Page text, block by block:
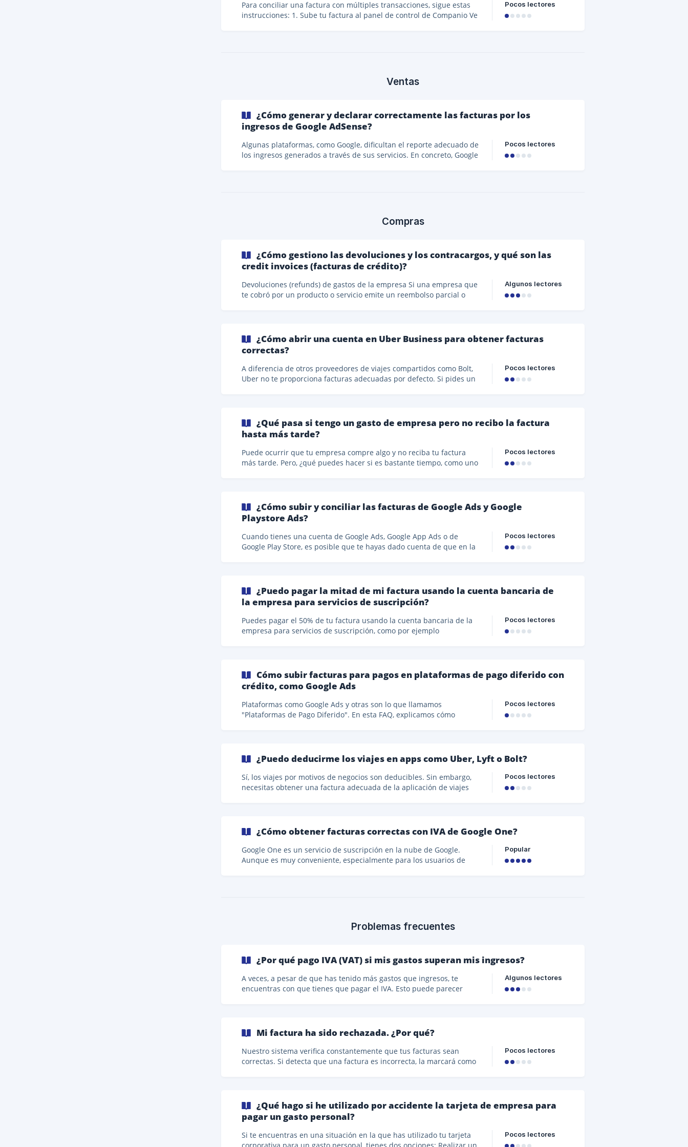
Para conciliar una factura con múltiples transacciones, sigue estas
instrucciones: 1. Sube tu factura al panel de control de Companio Ve
Pocos lectores
Ventas
¿Cómo generar y declarar correctamente las facturas por los
ingresos de Google AdSense?
Algunas plataformas, como Google, dificultan el reporte adecuado de
los ingresos generados a través de sus servicios. En concreto, Google
AdSense Google AdSense no emite ni solic
Pocos lectores
Compras
¿Cómo gestiono las devoluciones y los contracargos, y qué son las
credit invoices (facturas de crédito)?
Devoluciones (refunds) de gastos de la empresa Si una empresa que
te cobró por un producto o servicio emite un reembolso parcial o
que tienes un pago saliente de 1.000€ y una factura por esa
cantidad. Cuando emitan el reembolso por una cierta cantidad,
digamos 100€, necesitas solicitarles una factur
Algunos lectores
¿Cómo abrir una cuenta en Uber Business para obtener facturas
correctas?
A diferencia de otros proveedores de viajes compartidos como Bolt,
Uber no te proporciona facturas adecuadas por defecto. Si pides un
Información del comprador Número de
Pocos lectores
¿Qué pasa si tengo un gasto de empresa pero no recibo la factura
hasta más tarde?
Puede ocurrir que tu empresa compre algo y no reciba tu factura
más tarde. Pero, ¿qué puedes hacer si es bastante tiempo, como uno
embargo, si es algo puntual, no es un problema grave. **No pasa
nada si es algo esporádico, pero tu empresa debe pagar el IVA de la
factura con anterioridad y no puede
Pocos lectores
¿Cómo subir y conciliar las facturas de Google Ads y Google
Playstore Ads?
Cuando tienes una cuenta de Google Ads, Google App Ads o de
Google Play Store, es posible que te hayas dado cuenta de que en la
consecuencia, el saldo se modifica y solo entonces puedes ver la
factura resultante.
Pocos lectores
¿Puedo pagar la mitad de mi factura usando la cuenta bancaria de
la empresa para servicios de suscripción?
Puedes pagar el 50% de tu factura usando la cuenta bancaria de la
empresa para servicios de suscripción, como por ejemplo
Pocos lectores
Cómo subir facturas para pagos en plataformas de pago diferido con
crédito, como Google Ads
Plataformas como Google Ads y otras son lo que llamamos
"Plataformas de Pago Diferido". En esta FAQ, explicamos cómo
Adwords. En este sistema: Los clientes realizan pagos que se
acreditan en sus cuentas. La plataforma deduce de este crédito a
medida que se utilizan los servicios. Se pueden ap
Pocos lectores
¿Puedo deducirme los viajes en apps como Uber, Lyft o Bolt?
Sí, los viajes por motivos de negocios son deducibles. Sin embargo,
necesitas obtener una factura adecuada de la aplicación de viajes
el costo del viaje. Eso no es una factura v
Pocos lectores
¿Cómo obtener facturas correctas con IVA de Google One?
Google One es un servicio de suscripción en la nube de Google.
Aunque es muy conveniente, especialmente para los usuarios de
suscripción a Google One sea deducible, **
Popular
Problemas frecuentes
¿Por qué pago IVA (VAT) si mis gastos superan mis ingresos?
A veces, a pesar de que has tenido más gastos que ingresos, te
encuentras con que tienes que pagar el IVA. Esto puede parecer
que se aplica a tus ventas a clientes europeos si tu empresa está
sujeta a él (es decir, si tiene un número de VAT). En estas
circunstancias, se agrega o no a las facturas de t
Algunos lectores
Mi factura ha sido rechazada. ¿Por qué?
Nuestro sistema verifica constantemente que tus facturas sean
correctas. Si detecta que una factura es incorrecta, la marcará como
[Capturas de pantalla o capturas de correos electrónicos de pagos o
pan
Pocos lectores
¿Qué hago si he utilizado por accidente la tarjeta de empresa para
pagar un gasto personal?
Si te encuentras en una situación en la que has utilizado tu tarjeta
Pocos lectores